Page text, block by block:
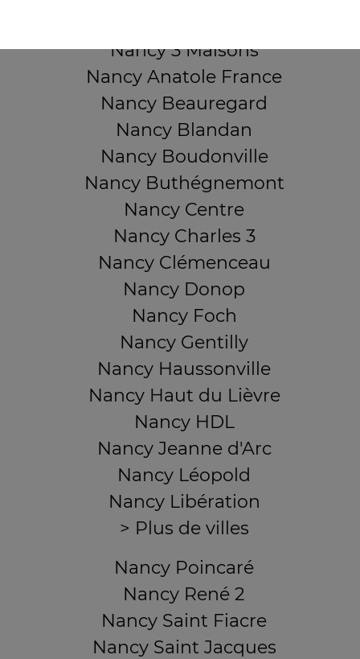
Nancy 3 Maisons
Nancy Anatole France
Nancy Beauregard
Nancy Blandan
Nancy Boudonville
Nancy Buthégnemont
Nancy Centre
Nancy Charles 3
Nancy Clémenceau
Nancy Donop
Nancy Foch
Nancy Gentilly
Nancy Haussonville
Nancy Haut du Lièvre
Nancy HDL
Nancy Jeanne d'Arc
Nancy Léopold
Nancy Libération
> Plus de villes
Nancy Poincaré
Nancy René 2
Nancy Saint Fiacre
Nancy Saint Jacques